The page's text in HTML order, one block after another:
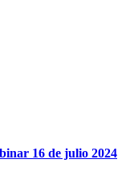
16 de julio 2024